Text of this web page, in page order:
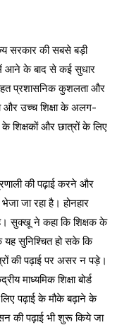
सरकार की सबसे बड़ी
आने के बाद से कई सुधार
प्रशासनिक कुशलता और
और उच्च शिक्षा के अलग-
शिक्षकों और छात्रों के लिए
की पढ़ाई करने और
जा रहा है। होनहार
सुक्खू ने कहा कि शिक्षक के
यह सुनिश्चित हो सके कि
की पढ़ाई पर असर न पड़े।
माध्यमिक शिक्षा बोर्ड
पढ़ाई के मौके बढ़ाने के
की पढ़ाई भी शुरू किये जा